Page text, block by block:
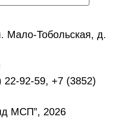
Мало-Тобольская, д.
22-92-59, +7 (3852)
МСП”, 2026